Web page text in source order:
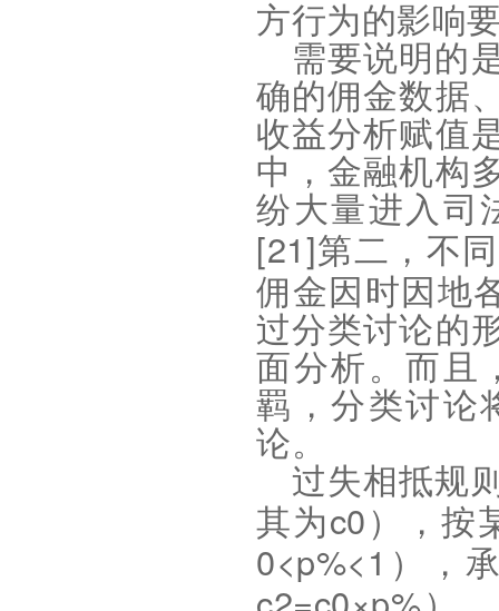
方行为的影响
需要说明的
确的佣金数据
收益分析赋值
中，金融机构
纷大量进入司
[21]第二，不
佣金因时因地
过分类讨论的
面分析。而且
羁，分类讨论
论。
过失相抵规
其为c0 ），按
0<p%<1 ），